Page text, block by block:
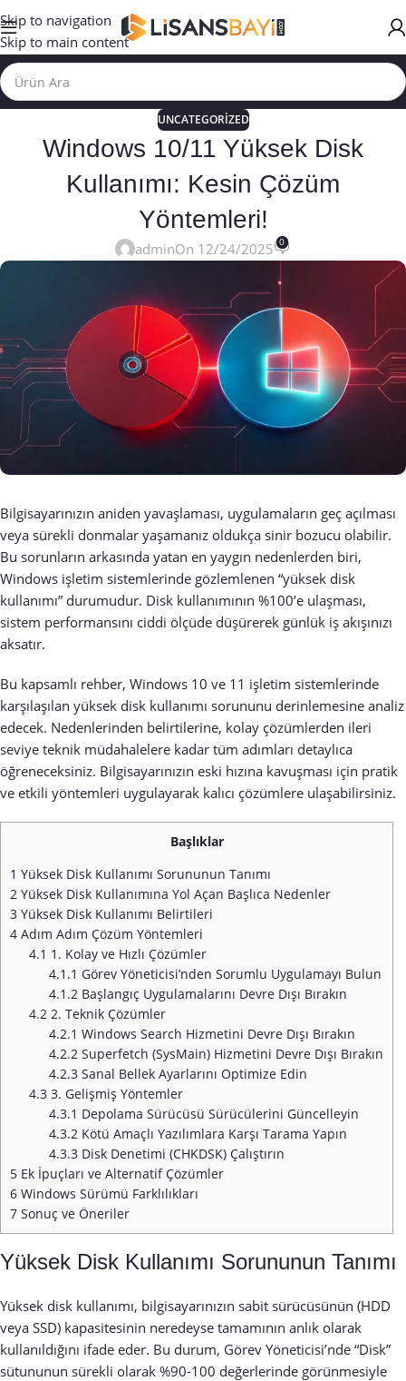
Skip to navigation
Skip to main content
UNCATEGORIZED
Windows 10/11 Yüksek Disk
Kullanımı: Kesin Çözüm
Yöntemleri!
adminOn 12/24/2025 0
Bilgisayarınızın aniden yavaşlaması, uygulamaların geç açılması
veya sürekli donmalar yaşamanız oldukça sinir bozucu olabilir.
Bu sorunların arkasında yatan en yaygın nedenlerden biri,
Windows işletim sistemlerinde gözlemlenen “yüksek disk
kullanımı” durumudur. Disk kullanımının %100’e ulaşması,
sistem performansını ciddi ölçüde düşürerek günlük iş akışınızı
aksatır.
Bu kapsamlı rehber, Windows 10 ve 11 işletim sistemlerinde
karşılaşılan yüksek disk kullanımı sorununu derinlemesine analiz
edecek. Nedenlerinden belirtilerine, kolay çözümlerden ileri
seviye teknik müdahalelere kadar tüm adımları detaylıca
öğreneceksiniz. Bilgisayarınızın eski hızına kavuşması için pratik
ve etkili yöntemleri uygulayarak kalıcı çözümlere ulaşabilirsiniz.
Başlıklar
1 Yüksek Disk Kullanımı Sorununun Tanımı
2 Yüksek Disk Kullanımına Yol Açan Başlıca Nedenler
3 Yüksek Disk Kullanımı Belirtileri
4 Adım Adım Çözüm Yöntemleri
4.1 1. Kolay ve Hızlı Çözümler
4.1.1 Görev Yöneticisi’nden Sorumlu Uygulamayı Bulun
4.1.2Başlangıç Uygulamalarını Devre Dışı Bırakın
4.2 2. Teknik Çözümler
4.2.1 Windows Search Hizmetini Devre Dışı Bırakın
4.2.2Superfetch (SysMain) Hizmetini Devre Dışı Bırakın
4.2.3Sanal Bellek Ayarlarını Optimize Edin
4.3 3. Gelişmiş Yöntemler
4.3.1 Depolama Sürücüsü Sürücülerini Güncelleyin
4.3.2Kötü Amaçlı Yazılımlara Karşı Tarama Yapın
4.3.3Disk Denetimi (CHKDSK) Çalıştırın
5 Ek İpuçları ve Alternatif Çözümler
6 Windows Sürümü Farklılıkları
7 Sonuç ve Öneriler
Yüksek Disk Kullanımı Sorununun Tanımı
Yüksek disk kullanımı, bilgisayarınızın sabit sürücüsünün (HDD
veya SSD) kapasitesinin neredeyse tamamının anlık olarak
kullanıldığını ifade eder. Bu durum, Görev Yöneticisi’nde “Disk”
sütununun sürekli olarak %90-100 değerlerinde görünmesiyle